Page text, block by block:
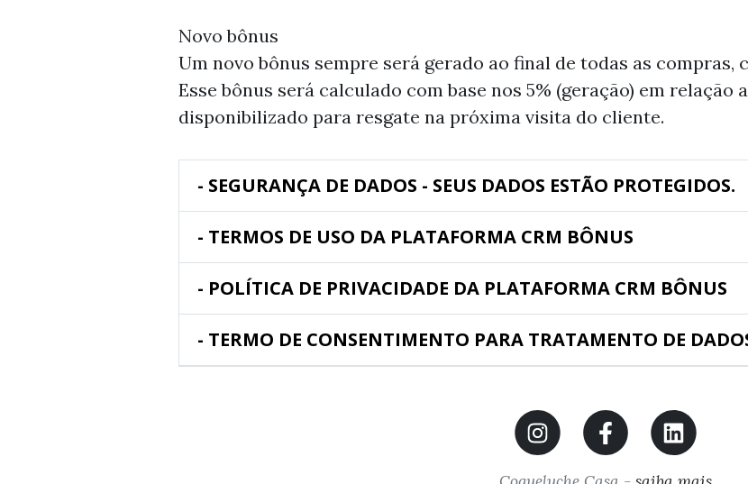
Novo bônus
Um novo bônus sempre será gerado ao final de todas as compras,
Esse bônus será calculado com base nos 5% (geração) em relação
disponibilizado para resgate na próxima visita do cliente.
- SEGURANÇA DE DADOS - SEUS DADOS ESTÃO PROTEGIDOS.
- TERMOS DE USO DA PLATAFORMA CRM BÔNUS
- POLÍTICA DE PRIVACIDADE DA PLATAFORMA CRM BÔNUS
- TERMO DE CONSENTIMENTO PARA TRATAMENTO DE